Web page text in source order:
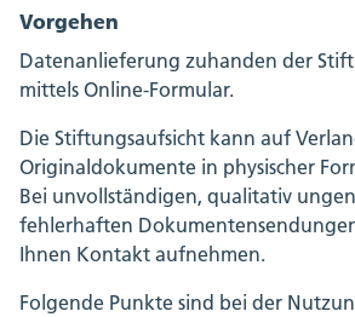
Vorgehen
Datenanlieferung zuhanden der
mittels Online-Formular.
Die Stiftungsaufsicht kann auf
Originaldokumente in physischer
Bei unvollständigen, qualitativ
fehlerhaften
Ihnen Kontakt aufnehmen.
Folgende Punkte sind bei der